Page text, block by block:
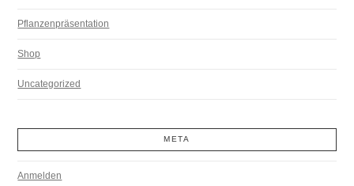
Pflanzenpräsentation
Shop
Uncategorized
META
Anmelden